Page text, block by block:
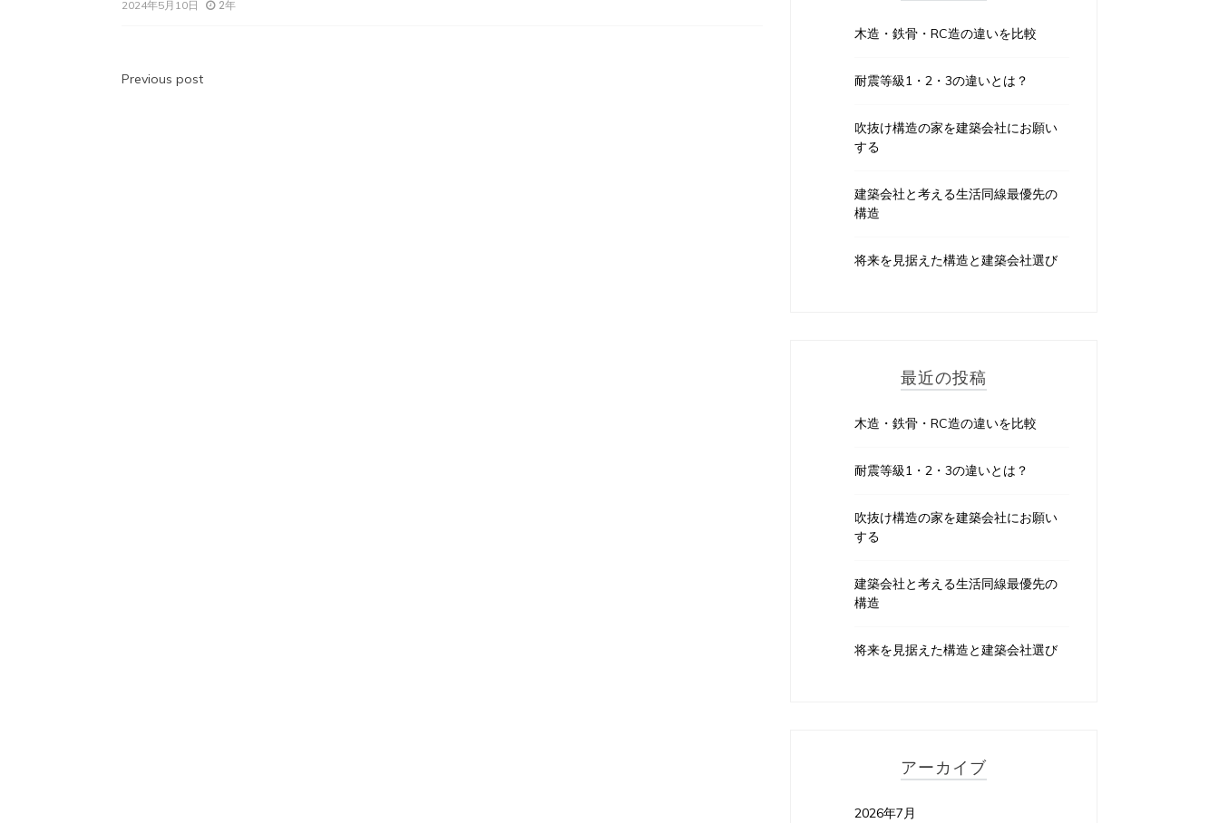
2024年5月10日 2年
投
Previous post
木造・鉄骨・RC造の違いを比較
耐震等級1・2・3の違いとは？
吹抜け構造の家を建築会社にお願い
する
建築会社と考える生活同線最優先の
構造
将来を見据えた構造と建築会社選び
最近の投稿
木造・鉄骨・RC造の違いを比較
耐震等級1・2・3の違いとは？
吹抜け構造の家を建築会社にお願い
する
建築会社と考える生活同線最優先の
構造
将来を見据えた構造と建築会社選び
アーカイブ
2026年7月